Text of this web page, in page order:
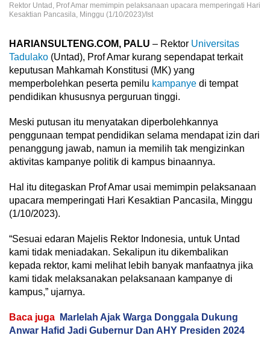
Rektor Untad, Prof Amar memimpin pelaksanaan upacara memperingati Hari
Kesaktian Pancasila, Minggu (1/10/2023)/Ist
HARIANSULTENG.COM, PALU – Rektor Universitas
Tadulako (Untad), Prof Amar kurang sependapat terkait
keputusan Mahkamah Konstitusi (MK) yang
memperbolehkan peserta pemilu kampanye di tempat
pendidikan khususnya perguruan tinggi.
Meski putusan itu menyatakan diperbolehkannya
penggunaan tempat pendidikan selama mendapat izin dari
penanggung jawab, namun ia memilih tak mengizinkan
aktivitas kampanye politik di kampus binaannya.
Hal itu ditegaskan Prof Amar usai memimpin pelaksanaan
upacara memperingati Hari Kesaktian Pancasila, Minggu
(1/10/2023).
“Sesuai edaran Majelis Rektor Indonesia, untuk Untad
kami tidak meniadakan. Sekalipun itu dikembalikan
kepada rektor, kami melihat lebih banyak manfaatnya jika
kami tidak melaksanakan pelaksanaan kampanye di
kampus,” ujarnya.
Baca juga
Marlelah Ajak Warga Donggala Dukung
Anwar Hafid Jadi Gubernur Dan AHY Presiden 2024